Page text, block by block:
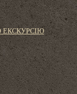
ЕКСКУРСІЮ